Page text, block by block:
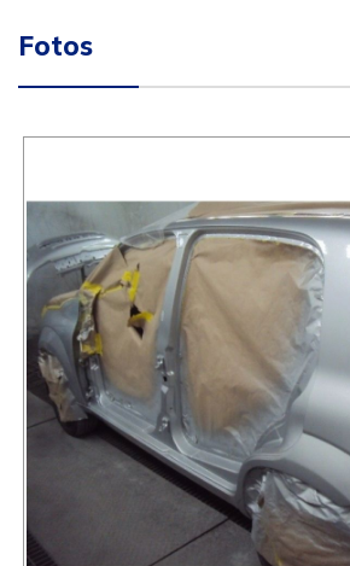
Fotos